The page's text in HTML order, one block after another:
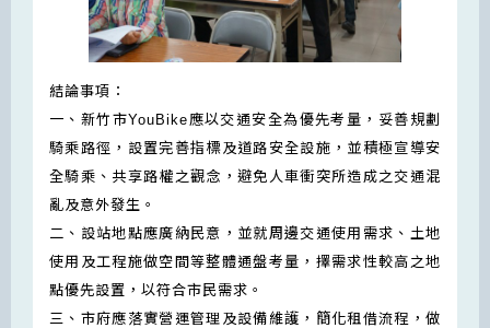
結論事項：
一、新竹市YouBike應以交通安全為優先考量，妥善規劃
騎乘路徑，設置完善指標及道路安全設施，並積極宣導安
全騎乘、共享路權之觀念，避免人車衝突所造成之交通混
亂及意外發生。
二、設站地點應廣納民意，並就周邊交通使用需求、土地
使用及工程施做空間等整體通盤考量，擇需求性較高之地
點優先設置，以符合市民需求。
三、市府應落實營運管理及設備維護，簡化租借流程，做